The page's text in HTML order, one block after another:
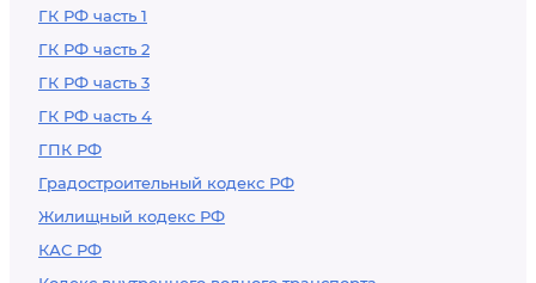
ГК РФ часть 1
ГК РФ часть 2
ГК РФ часть 3
ГК РФ часть 4
ГПК РФ
Градостроительный кодекс РФ
Жилищный кодекс РФ
КАС РФ